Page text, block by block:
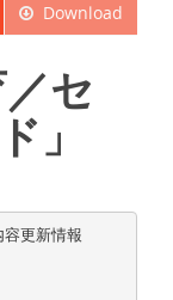
Download
セ
」
更新情報